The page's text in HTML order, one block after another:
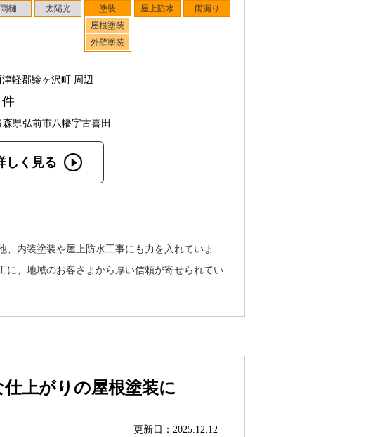
雨樋 太陽光
塗装
屋根塗装
外壁塗装
屋上防水 雨漏り
軽郡鰺ヶ沢町 周辺
件
県弘前市八幡字古喜田
しく見る
内装塗装や屋上防水工事にも力を入れていま
に、地域のお客さまから厚い信頼が寄せられてい
上がりの屋根塗装に
更新日：2025.12.12